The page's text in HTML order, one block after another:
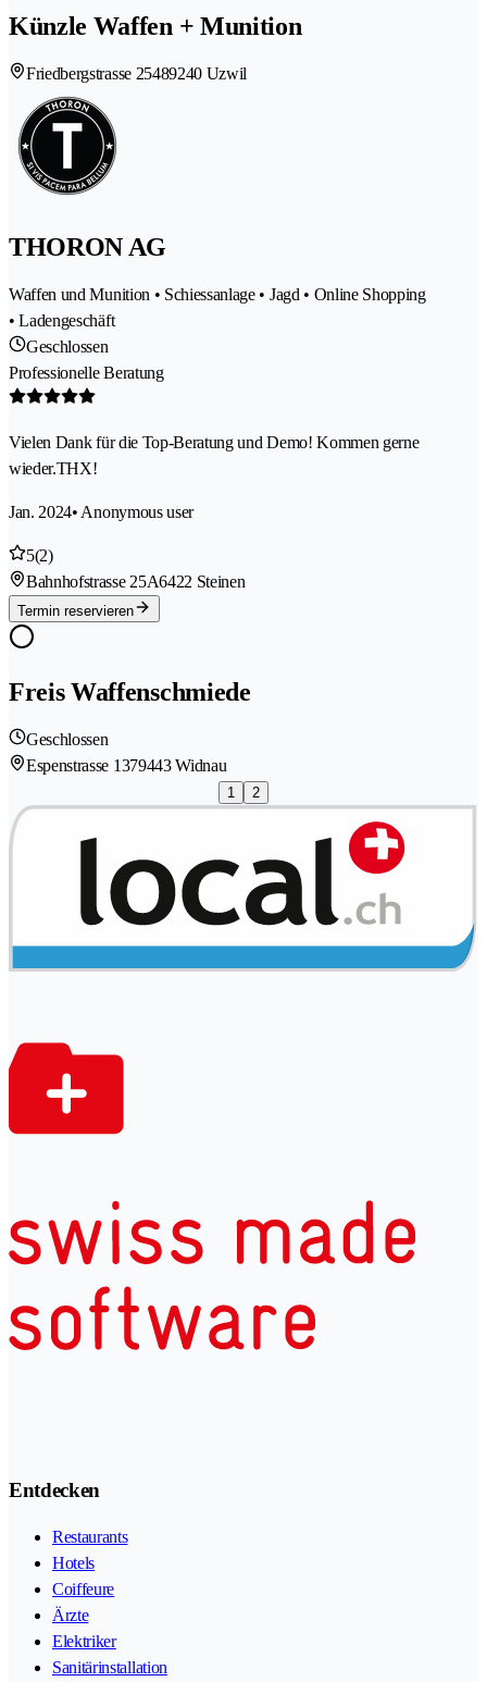
Künzle Waffen + Munition
Friedbergstrasse 25489240 Uzwil
THORON AG
Waffen und Munition • Schiessanlage • Jagd • Online Shopping
• Ladengeschäft
Geschlossen
Professionelle Beratung
Vielen Dank für die Top-Beratung und Demo! Kommen gerne
wieder.THX!
Jan. 2024• Anonymous user
5(2)
Bahnhofstrasse 25A6422 Steinen
Termin reservieren
Freis Waffenschmiede
Geschlossen
Espenstrasse 1379443 Widnau
1 2
Entdecken
Restaurants
Hotels
Coiffeure
Ärzte
Elektriker
Sanitärinstallation